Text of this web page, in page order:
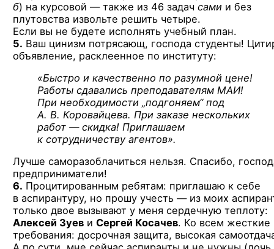
б) на курсовой — также из 46 задач сами и без
плутовства извольте решить четыре.
Если вы не будете исполнять учебный план.
5. Ваш цинизм потрясающ, господа студенты!
объявление, расклеенное по институту:
«Быстро и качественно по разумной цене!
Работы сдавались преподавателям МАИ!
При необходимости „подгоняем“ под
А. В. Коровайцева. При заказе нескольких
работ — скидка! Приглашаем
к сотрудничеству агентов».
Лучше саморазоблачиться нельзя. Спасибо,
предприниматели!
6. Процитированным ребятам: приглашаю к себе
в аспирантуру, но прошу учесть — из моих
только двое вызывают у меня сердечную теплоту:
Алексей Зуев и Сергей Косачев. Ко всем жесткие
требования: досрочная защита, высокая